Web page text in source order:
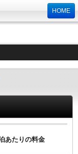
HOME
あたりの料金